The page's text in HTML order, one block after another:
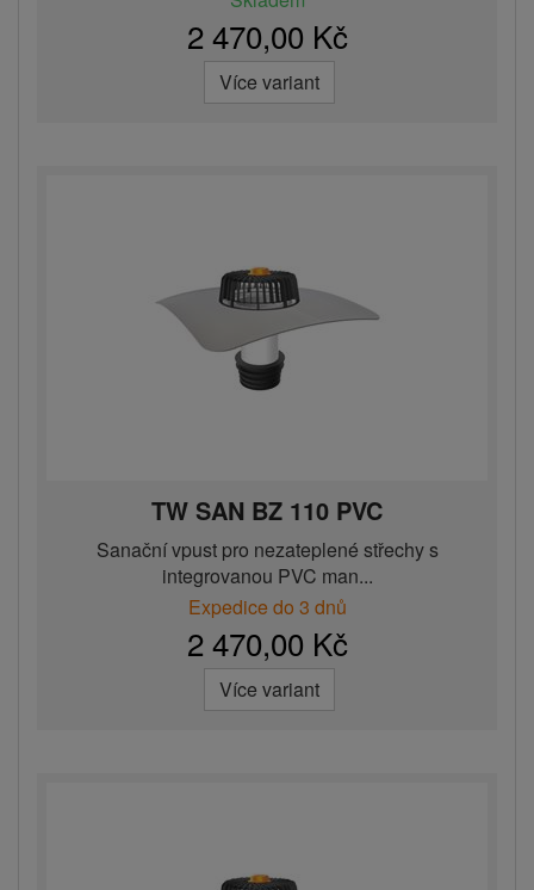
2 470,00 Kč
Více variant
TW SAN BZ 110 PVC
Sanační vpust pro nezateplené střechy s
integrovanou PVC man...
Expedice do 3 dnů
2 470,00 Kč
Více variant